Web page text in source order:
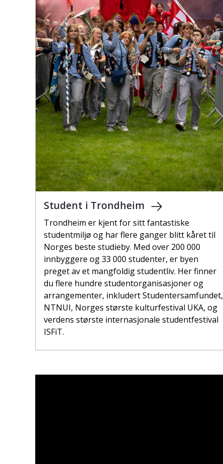
Student i Trondheim
Trondheim er kjent for sitt fantastiske
studentmiljø og har flere ganger blitt kåret til
Norges beste studieby. Med over 200 000
innbyggere og 33 000 studenter, er byen
preget av et mangfoldig studentliv. Her finner
du flere hundre studentorganisasjoner og
arrangementer, inkludert Studentersamfundet,
NTNUI, Norges største kulturfestival UKA, og
verdens største internasjonale studentfestival
ISFiT.